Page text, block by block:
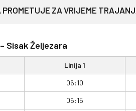
ZA VRIJEME
Sisak Željezara
Linija 1
06:10
06:15